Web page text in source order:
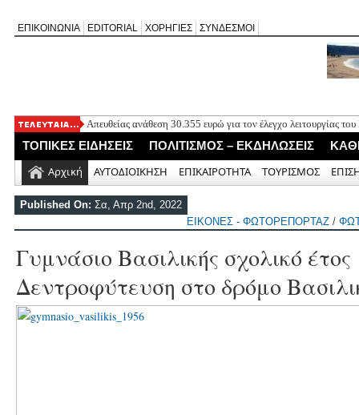
ΕΠΙΚΟΙΝΩΝΙΑ EDITORIAL ΧΟΡΗΓΙΕΣ ΣΥΝΔΕΣΜΟΙ
Απευθείας ανάθεση 30.355 ευρώ για τον έλεγχο λειτουργίας
Ελλομένου
Τελευταίο «αντίο» στον σπουδαίο Λάκη Χαλκιά πού συνέδεσε
λαού μας
Τσακίζει η ακρίβεια: Στα υψηλότερα επίπεδα της πενταετίας
Συμμετοχή της Νέας Χορωδίας Λευκάδας στην εκδήλωση «Το
ΤΟΠΙΚΕΣ ΕΙΔΗΣΕΙΣ ΠΟΛΙΤΙΣΜΟΣ – ΕΚΔΗΛΩΣΕΙΣ
Αρχική ΑΥΤΟΔΙΟΙΚΗΣΗ ΕΠΙΚΑΙΡΟΤΗΤΑ ΤΟΥΡΙΣΜΟΣ
Published On: Σα, Απρ 2nd, 2022
ΕΙΚΟΝΕΣ - ΦΩΤΟΡΕΠΟΡΤΑΖ /
Γυμνάσιο Βασιλικής σχολικό έτος
Δεντροφύτευση στο δρόμο